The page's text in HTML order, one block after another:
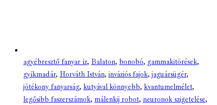
agyébresztő fanyar íz, Balaton, bonobó, gammakitörések,
gyíkmadár, Horváth István, inváziós fajok, jaguársügér,
jótékony fanyarság, kutyával könnyebb, kvantumelmélet,
legősibb faszerszámok, málenkij robot, neuronok szigetelése,